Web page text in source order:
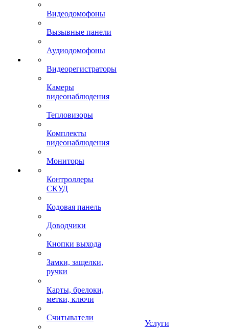
Видеодомофоны
Вызывные панели
Аудиодомофоны
Видеорегистраторы
Камеры
видеонаблюдения
Тепловизоры
Комплекты
видеонаблюдения
Мониторы
Контроллеры
СКУД
Кодовая панель
Доводчики
Кнопки выхода
Замки, защелки,
ручки
Карты, брелоки,
метки, ключи
Считыватели
Услуги